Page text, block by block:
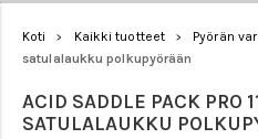
Koti > Kaikki tuotteet > Pyörän
satulalaukku polkupyörään
ACID SADDLE PACK PRO
SATULALAUKKU